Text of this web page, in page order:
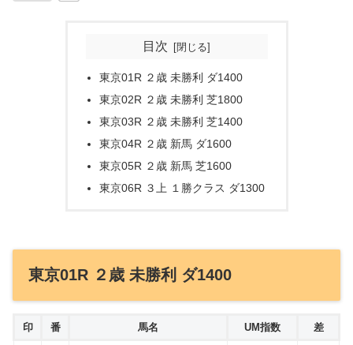
目次
東京01R ２歳 未勝利 ダ1400
東京02R ２歳 未勝利 芝1800
東京03R ２歳 未勝利 芝1400
東京04R ２歳 新馬 ダ1600
東京05R ２歳 新馬 芝1600
東京06R ３上 １勝クラス ダ1300
東京01R ２歳 未勝利 ダ1400
印 番 馬名 UM指数 差